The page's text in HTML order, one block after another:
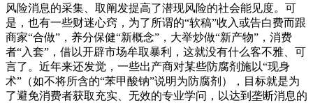
风险消息的采集、取阐发提高了潜现风险的社会能见度。可
是，也有一些财迷心窍，为了所谓的“软稿”收入或告白费而跟
商家“合做”，养分保健“新概念”，大举炒做“新产物”，消费
者“入套”，借以开辟市场牟取暴利，这就没有什么客不雅、可
言了。近年来还发觉，一些出产商对某些防腐剂施以“现身
术”（如不将所含的“苯甲酸钠”说明为防腐剂），目标就是为
了避免消费者获取充实、无效的专业学问，以达到垄断消息的